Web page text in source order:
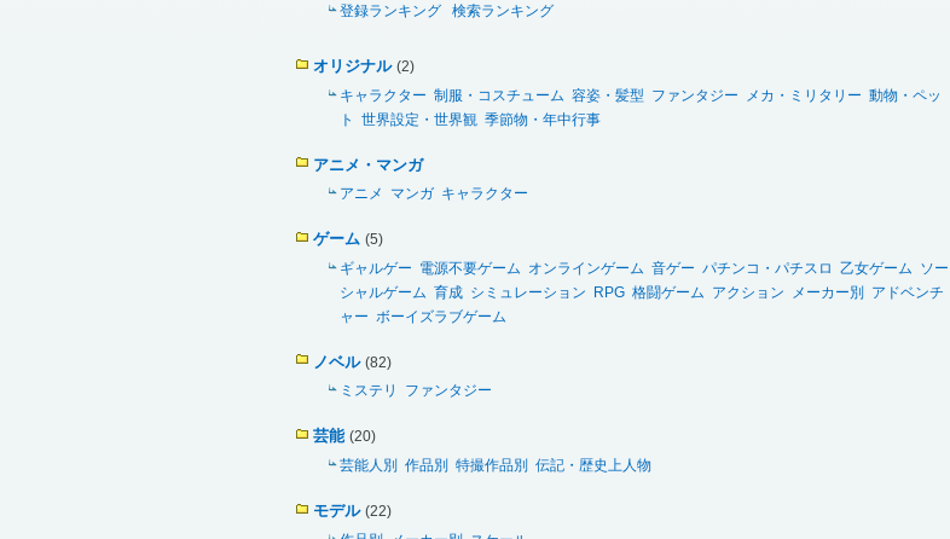
登録ランキング 検索ランキング
オリジナル (2)
キャラクター 制服・コスチューム 容姿・髪型 ファンタジー メカ・ミリタリー 動物・ペッ
ト
世界設定・世界観 季節物・年中行事
アニメ・マンガ
アニメ マンガ キャラクター
ゲーム (5)
ギャルゲー 電源不要ゲーム オンラインゲーム 音ゲー パチンコ・パチスロ 乙女ゲーム ソー
シャルゲーム 育成 シミュレーション RPG 格闘ゲーム アクション メーカー別 アドベンチ
ャー ボーイズラブゲーム
ノベル (82)
ミステリ
ファンタジー
芸能 (20)
芸能人別
作品別 特撮作品別 伝記・歴史上人物
モデル (22)